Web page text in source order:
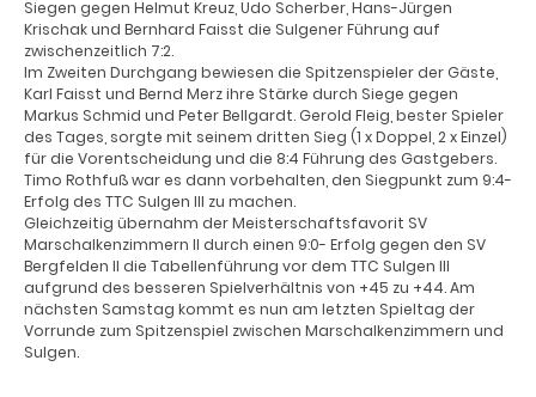
Siegen gegen Helmut Kreuz, Udo Scherber, Hans-Jürgen
Krischak und Bernhard Faisst die Sulgener Führung auf
zwischenzeitlich 7:2.
Im Zweiten Durchgang bewiesen die Spitzenspieler der Gäste,
Karl Faisst und Bernd Merz ihre Stärke durch Siege gegen
Markus Schmid und Peter Bellgardt. Gerold Fleig, bester Spieler
des Tages, sorgte mit seinem dritten Sieg (1 x Doppel, 2 x Einzel)
für die Vorentscheidung und die 8:4 Führung des Gastgebers.
Timo Rothfuß war es dann vorbehalten, den Siegpunkt zum 9:4-
Erfolg des TTC Sulgen III zu machen.
Gleichzeitig übernahm der Meisterschaftsfavorit SV
Marschalkenzimmern II durch einen 9:0- Erfolg gegen den SV
Bergfelden II die Tabellenführung vor dem TTC Sulgen III
aufgrund des besseren Spielverhältnis von +45 zu +44. Am
nächsten Samstag kommt es nun am letzten Spieltag der
Vorrunde zum Spitzenspiel zwischen Marschalkenzimmern und
Sulgen.